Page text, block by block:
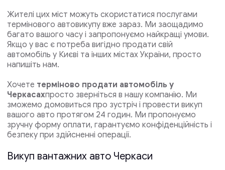
Жителі цих міст можуть скористатися послугами
термінового автовикупу вже зараз. Ми заощадимо
багато вашого часу і запропонуємо найкращі умови.
Якщо у вас є потреба вигідно продати свій
автомобіль у Києві та інших містах України, просто
напишіть нам.
Хочете терміново продати автомобіль у
Черкасахпросто зверніться в нашу компанію. Ми
зможемо домовиться про зустріч і провести викуп
вашого авто протягом 24 годин. Ми пропонуємо
зручну форму оплати, гарантуємо конфіденційність і
безпеку при здійсненні операції.
Викуп вантажних авто Черкаси